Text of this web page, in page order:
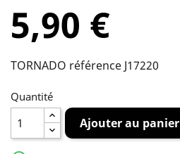
5,90 €
TORNADO référence J17220
Quantité
Ajouter au panier